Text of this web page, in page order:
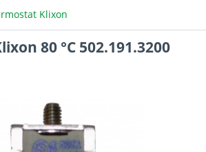
Klixon
80 °C 502.191.3200